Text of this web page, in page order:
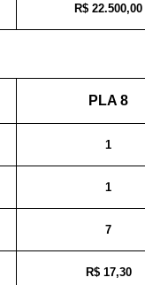
R$ 22.500,00
PLA 8
1
1
7
R$ 17,30